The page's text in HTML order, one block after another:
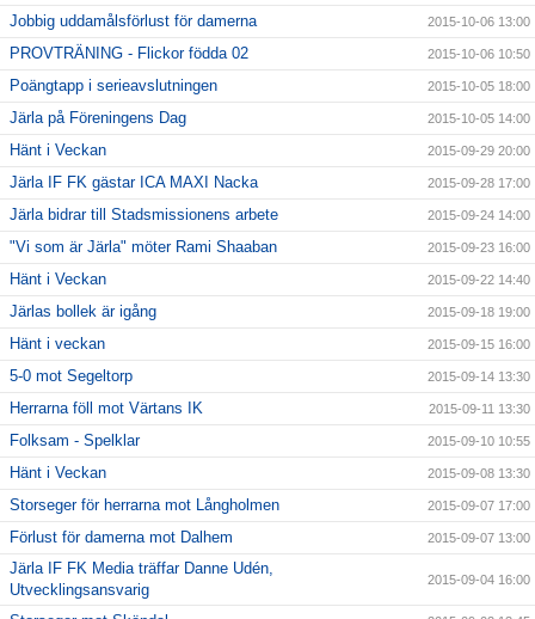
Jobbig uddamålsförlust för damerna 2015-10-06 13:00
PROVTRÄNING - Flickor födda 02 2015-10-06 10:50
Poängtapp i serieavslutningen 2015-10-05 18:00
Järla på Föreningens Dag 2015-10-05 14:00
Hänt i Veckan 2015-09-29 20:00
Järla IF FK gästar ICA MAXI Nacka 2015-09-28 17:00
Järla bidrar till Stadsmissionens arbete 2015-09-24 14:00
"Vi som är Järla" möter Rami Shaaban 2015-09-23 16:00
Hänt i Veckan 2015-09-22 14:40
Järlas bollek är igång 2015-09-18 19:00
Hänt i veckan 2015-09-15 16:00
5-0 mot Segeltorp 2015-09-14 13:30
Herrarna föll mot Värtans IK 2015-09-11 13:30
Folksam - Spelklar 2015-09-10 10:55
Hänt i Veckan 2015-09-08 13:30
Storseger för herrarna mot Långholmen 2015-09-07 17:00
Förlust för damerna mot Dalhem 2015-09-07 13:00
Järla IF FK Media träffar Danne Udén,
Utvecklingsansvarig
2015-09-04 16:00